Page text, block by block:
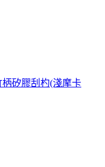
柄矽膠刮杓(淺摩卡